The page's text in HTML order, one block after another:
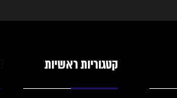
קטגוריות ראשיות